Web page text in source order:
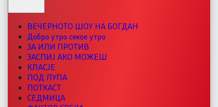
ВЕЧЕРНОТО ШОУ НА БОГДАН
Добро утро секое утро
ЗА ИЛИ ПРОТИВ
ЗАСПИЈ АКО МОЖЕШ
КЛАСЈЕ
ПОД ЛУПА
ПОТКАСТ
СЕДМИЦА